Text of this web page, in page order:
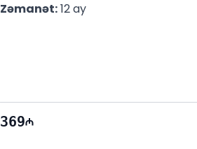
Zəmanət: 12 ay
369